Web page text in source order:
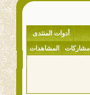
أدوات المنتدى
مشاركات المشاهدات